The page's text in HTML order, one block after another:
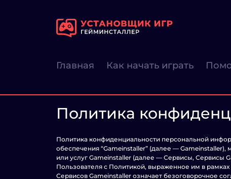
Главная Как начать играть
Политика
Политика конфиденциальности персональной
обеспечения “Gameinstaller” (далее —
или услуг Gameinstaller (далее — Сервисы, Сервисы
Пользователя с Политикой, выраженное им в
Сервисов Gameinstaller означает безоговорочное